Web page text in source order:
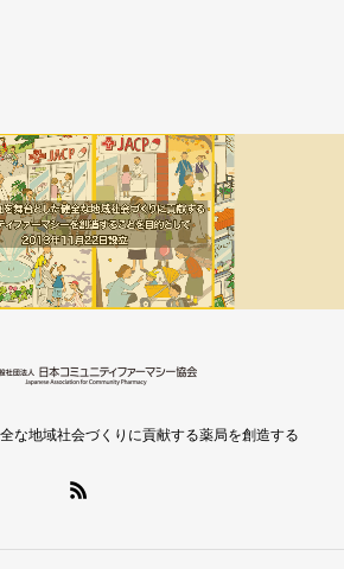
会員限定
な地域社会づくりに貢献する薬局を創造する